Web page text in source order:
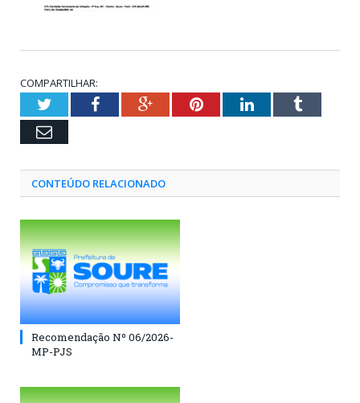
COMPARTILHAR:
TwitterFacebookGoogle+PinterestLinkedInTumblr
Email
CONTEÚDO RELACIONADO
Recomendação Nº 06/2026-
MP-PJS